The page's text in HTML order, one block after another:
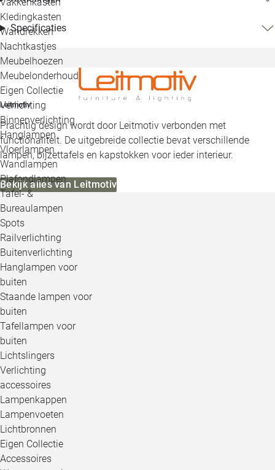
Kledingkasten
Wandrekken
Nachtkastjes
Meubelhoezen
Meubelonderhoud
Eigen Collectie
Verlichting
Binnenverlichting
Hanglampen
Vloerlampen
Wandlampen
Plafondlampen
Tafel- &
Bureaulampen
Spots
Railverlichting
Buitenverlichting
Hanglampen voor
buiten
Staande lampen voor
buiten
Tafellampen voor
buiten
Lichtslingers
Verlichting
accessoires
Lampenkappen
Lampenvoeten
Lichtbronnen
Eigen Collectie
Accessoires
Specificaties
Leitmotiv
Prachtig design wordt door Leitmotiv verbonden met
functionaliteit. De uitgebreide collectie bevat verschillende
lampen, bijzettafels en kapstokken voor ieder interieur.
Bekijk alles van Leitmotiv